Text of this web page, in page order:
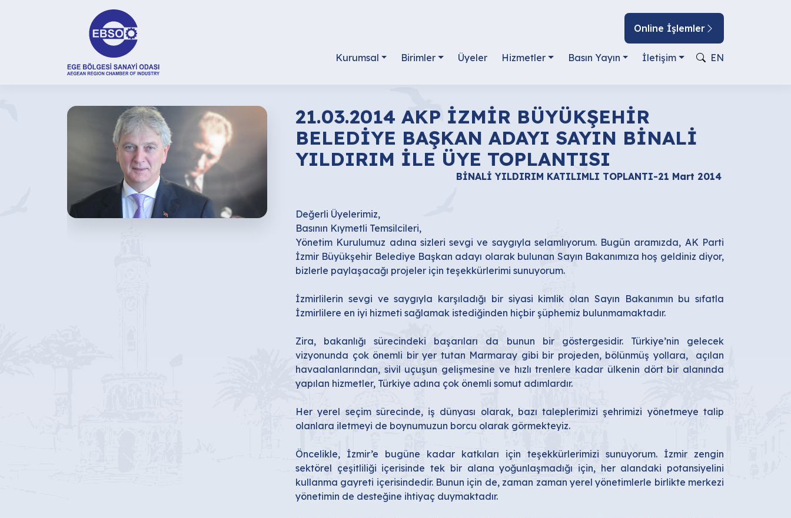
Online İşlemler
Kurumsal Birimler Üyeler Hizmetler Basın Yayın İletişim EN
21.03.2014 AKP İZMİR BÜYÜKŞEHİR
BELEDİYE BAŞKAN ADAYI SAYIN BİNALİ
YILDIRIM İLE ÜYE TOPLANTISI
BİNALİ YILDIRIM KATILIMLI TOPLANTI-21 Mart 2014
Değerli Üyelerimiz,
Basının Kıymetli Temsilcileri,
Yönetim Kurulumuz adına sizleri sevgi ve saygıyla selamlıyorum. Bugün aramızda, AK Parti
İzmir Büyükşehir Belediye Başkan adayı olarak bulunan Sayın Bakanımıza hoş geldiniz diyor,
bizlerle paylaşacağı projeler için teşekkürlerimi sunuyorum.
İzmirlilerin sevgi ve saygıyla karşıladığı bir siyasi kimlik olan Sayın Bakanımın bu sıfatla
İzmirlilere en iyi hizmeti sağlamak istediğinden hiçbir şüphemiz bulunmamaktadır.
Zira, bakanlığı sürecindeki başarıları da bunun bir göstergesidir. Türkiye’nin gelecek
vizyonunda çok önemli bir yer tutan Marmaray gibi bir projeden, bölünmüş yollara, açılan
havaalanlarından, sivil uçuşun gelişmesine ve hızlı trenlere kadar ülkenin dört bir alanında
yapılan hizmetler, Türkiye adına çok önemli somut adımlardır.
Her yerel seçim sürecinde, iş dünyası olarak, bazı taleplerimizi şehrimizi yönetmeye talip
olanlara iletmeyi de boynumuzun borcu olarak görmekteyiz.
Öncelikle, İzmir’e bugüne kadar katkıları için teşekkürlerimizi sunuyorum. İzmir zengin
sektörel çeşitliliği içerisinde tek bir alana yoğunlaşmadığı için, her alandaki potansiyelini
kullanma gayreti içerisindedir. Bunun için de, zaman zaman yerel yönetimlerle birlikte merkezi
yönetimin de desteğine ihtiyaç duymaktadır.